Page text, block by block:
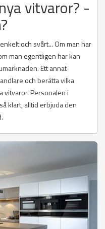
vitvaror? -
och svårt... Om man har
man egentligen har kan
Ett annat
och berätta vilka
vitvaror. Personalen i
klart, alltid erbjuda den